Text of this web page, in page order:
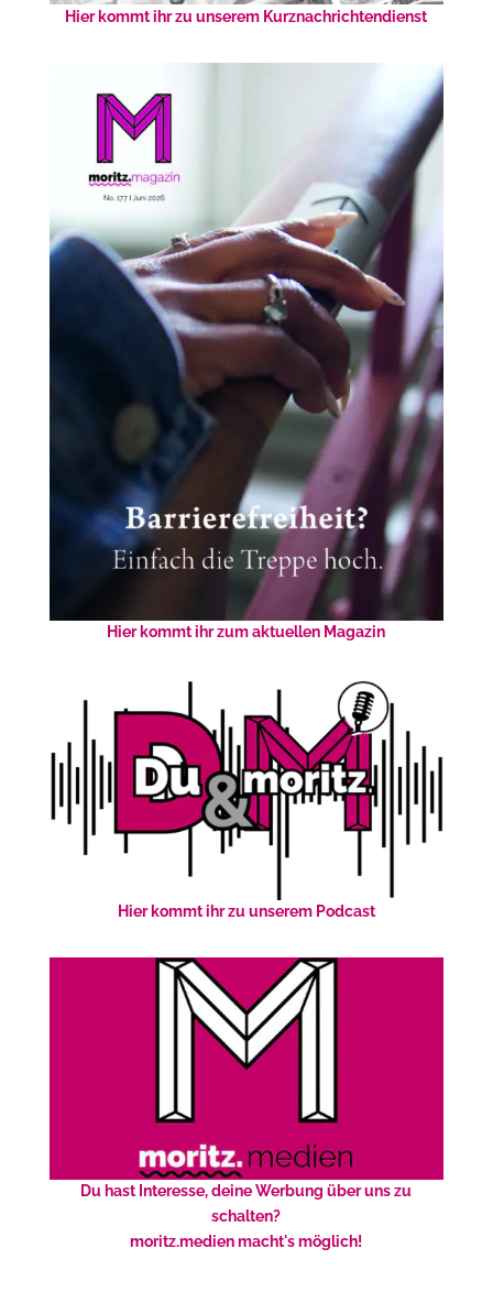
Hier kommt ihr zu unserem Kurznachrichtendienst
Hier kommt ihr zum aktuellen Magazin
Hier kommt ihr zu unserem Podcast
Du hast Interesse, deine Werbung über uns zu
schalten?
moritz.medien macht's möglich!